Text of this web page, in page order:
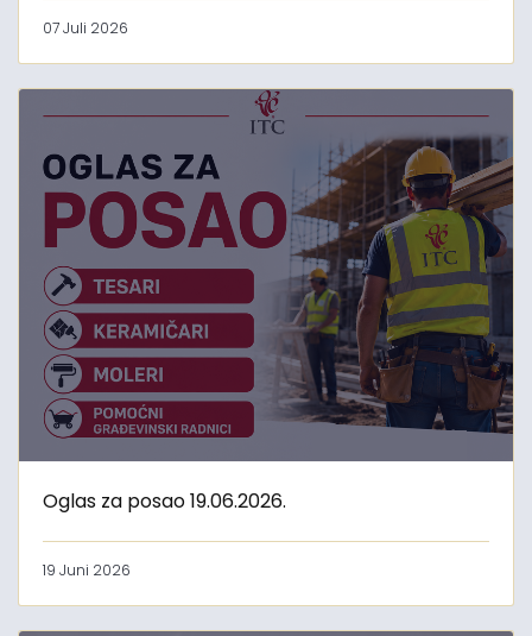
07 Juli 2026
Oglas za posao 19.06.2026.
19 Juni 2026